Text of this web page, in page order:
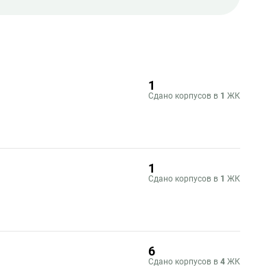
1
Сдано корпусов в 1 ЖК
1
Сдано корпусов в 1 ЖК
6
Сдано корпусов в 4 ЖК